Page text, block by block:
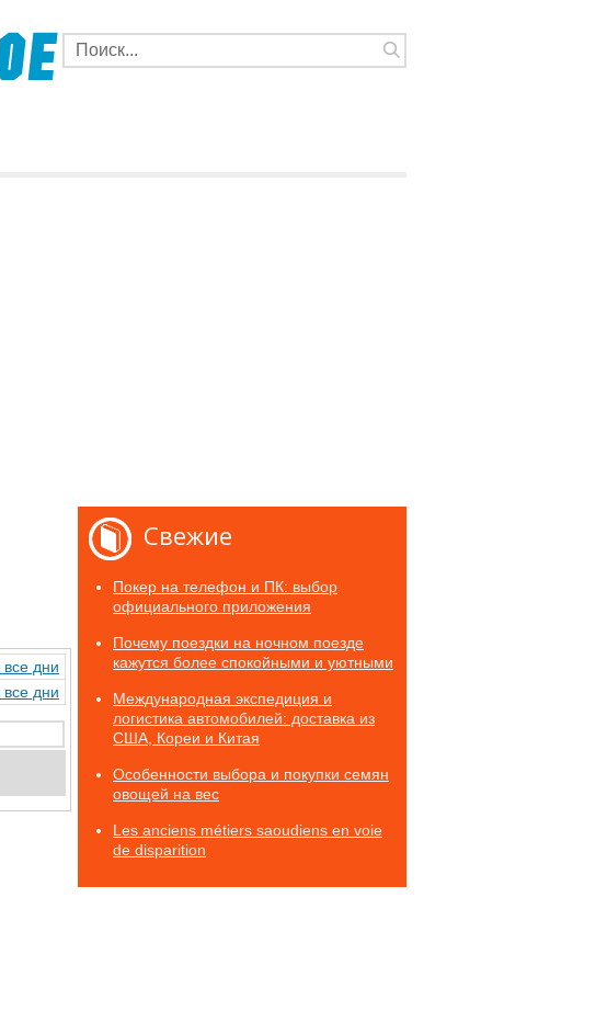
все дни
все дни
Свежие
Покер на телефон и ПК: выбор
официального приложения
Почему поездки на ночном поезде
кажутся более спокойными и уютными
Международная экспедиция и
логистика автомобилей: доставка из
США, Кореи и Китая
Особенности выбора и покупки семян
овощей на вес
Les anciens métiers saoudiens en voie
de disparition